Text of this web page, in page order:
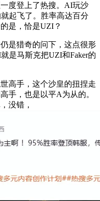
度登上了热搜。AI玩沙
起飞了。胜率高达百分
是，恰是UZI？
猎奇的问下，这点很形
是马斯克把UZI和Faker的
手，这个沙皇的扭捏走
手，也是以平A为从的。
没错，